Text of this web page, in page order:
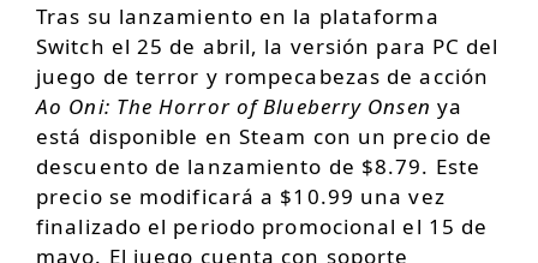
Tras su lanzamiento en la plataforma
Switch el 25 de abril, la versión para PC del
juego de terror y rompecabezas de acción
Ao Oni: The Horror of Blueberry Onsen ya
está disponible en Steam con un precio de
descuento de lanzamiento de $8.79. Este
precio se modificará a $10.99 una vez
finalizado el periodo promocional el 15 de
mayo. El juego cuenta con soporte